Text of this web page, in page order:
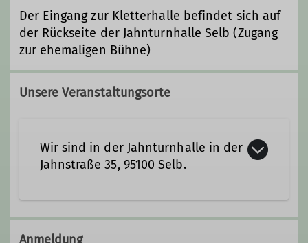
Der Eingang zur Kletterhalle befindet sich auf
der Rückseite der Jahnturnhalle Selb (Zugang
zur ehemaligen Bühne)
Unsere Veranstaltungsorte
Wir sind in der Jahnturnhalle in der
Jahnstraße 35, 95100 Selb.
zu Google Maps
Jahnstraße 35
Anmeldung